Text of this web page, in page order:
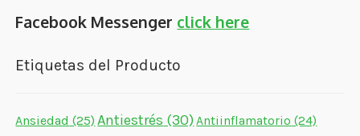
Facebook Messenger click here
Etiquetas del Producto
Ansiedad (25) Antiestrés (30)Antiinflamatorio (24)